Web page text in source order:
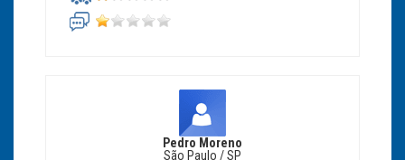
Pedro Moreno
São Paulo / SP